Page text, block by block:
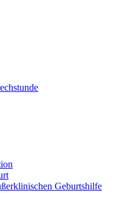
Geburtshilfe